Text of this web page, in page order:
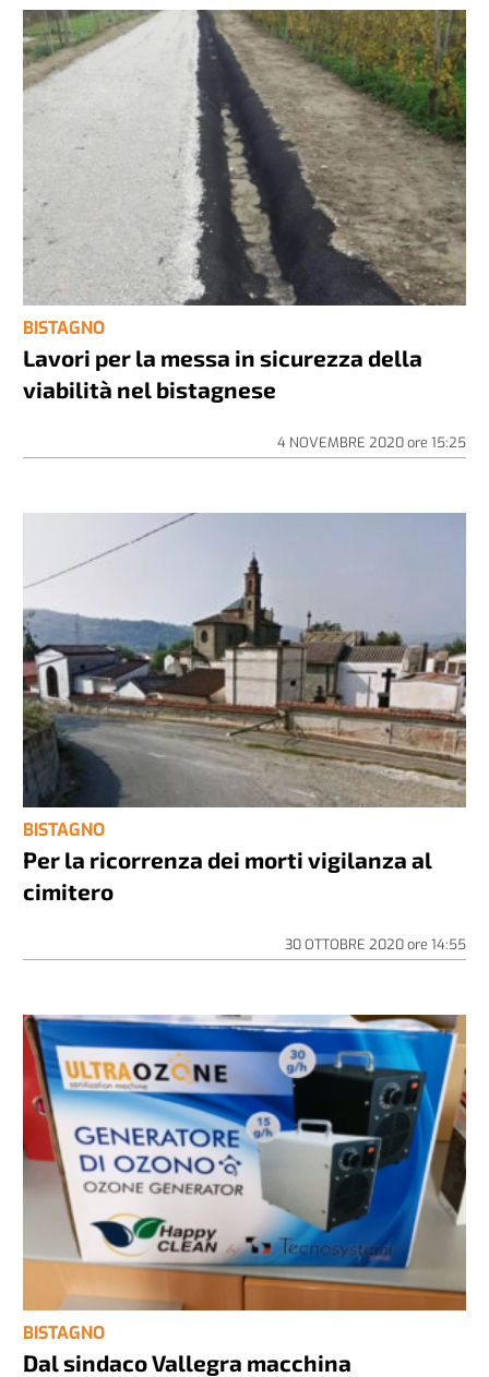
BISTAGNO
Lavori per la messa in sicurezza della
viabilità nel bistagnese
4 NOVEMBRE 2020ore 15:25
BISTAGNO
Per la ricorrenza dei morti vigilanza al
cimitero
30 OTTOBRE 2020ore 14:55
BISTAGNO
Dal sindaco Vallegra macchina